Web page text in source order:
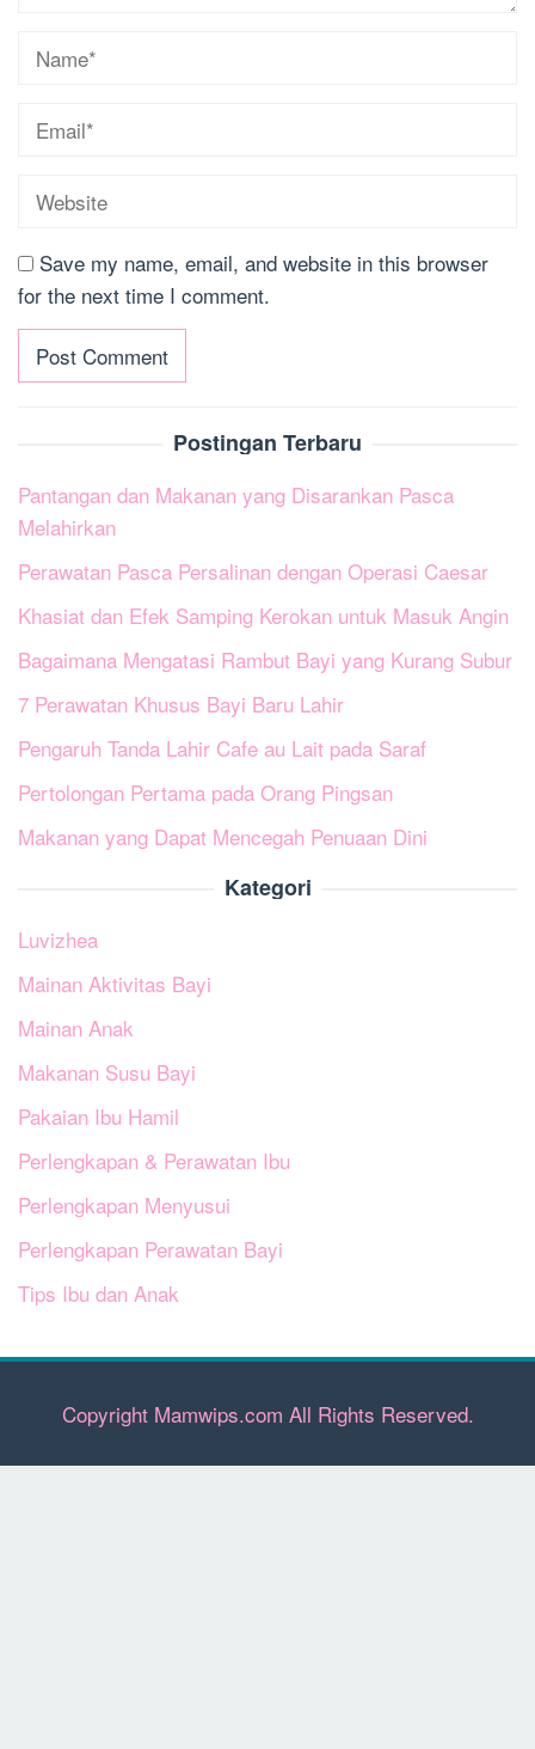
Save my name, email, and website in this browser
for the next time I comment.
Postingan Terbaru
Pantangan dan Makanan yang Disarankan Pasca
Melahirkan
Perawatan Pasca Persalinan dengan Operasi Caesar
Khasiat dan Efek Samping Kerokan untuk Masuk Angin
Bagaimana Mengatasi Rambut Bayi yang Kurang Subur
7 Perawatan Khusus Bayi Baru Lahir
Pengaruh Tanda Lahir Cafe au Lait pada Saraf
Pertolongan Pertama pada Orang Pingsan
Makanan yang Dapat Mencegah Penuaan Dini
Kategori
Luvizhea
Mainan Aktivitas Bayi
Mainan Anak
Makanan Susu Bayi
Pakaian Ibu Hamil
Perlengkapan & Perawatan Ibu
Perlengkapan Menyusui
Perlengkapan Perawatan Bayi
Tips Ibu dan Anak
Copyright Mamwips.com All Rights Reserved.